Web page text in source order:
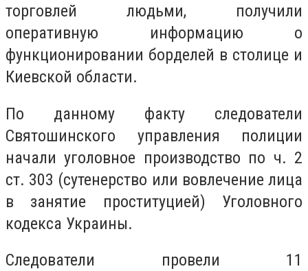
торговлей людьми, получили
оперативную информацию о
функционировании борделей в столице и
Киевской области.
По данному факту следователи
Святошинского управления полиции
начали уголовное производство по ч. 2
ст. 303 (сутенерство или вовлечение лица
в занятие проституцией) Уголовного
кодекса Украины.
Следователи провели 11